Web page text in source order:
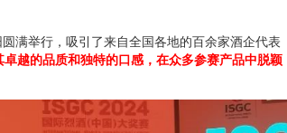
满举行，吸引了来自全国各地的百余家酒企代表
越的品质和独特的口感，在众多参赛产品中脱颖